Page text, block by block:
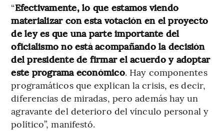
“Efectivamente, lo que estamos viendo
materializar con esta votación en el proyecto
de ley es que una parte importante del
oficialismo no está acompañando la decisión
del presidente de firmar el acuerdo y adoptar
este programa económico. Hay componentes
programáticos que explican la crisis, es decir,
diferencias de miradas, pero además hay un
agravante del deterioro del vínculo personal y
político”, manifestó.